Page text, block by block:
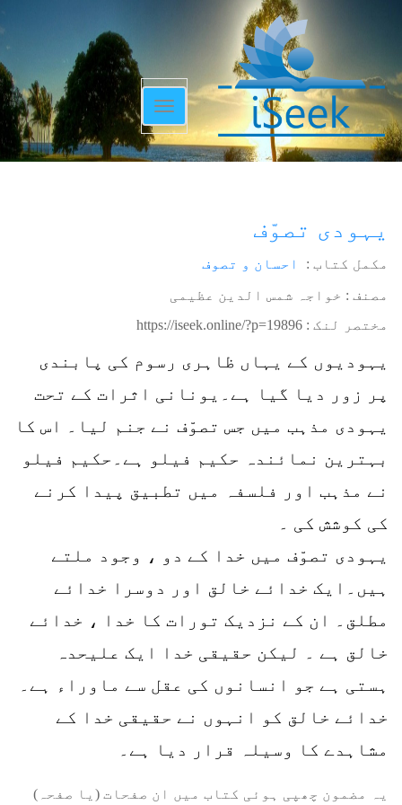
Toggle
navigation
یہودی تصوّف
مکمل کتاب : احسان و تصوف
مصنف : خواجہ شمس الدین عظیمی
مختصر لنک : https://iseek.online/?p=19896
یہودیوں کے یہاں ظاہری رسوم کی پابندی
پر زور دیا گیا ہے۔یونانی اثرات کے تحت
یہودی مذہب میں جس تصوّف نے جنم لیا۔ اس کا
بہترین نمائندہ حکیم فیلو ہے۔حکیم فیلو
نے مذہب اور فلسفہ میں تطبیق پیدا کرنے
کی کوشش کی ۔
یہودی تصوّف میں خدا کے دو ، وجود ملتے
ہیں۔ایک خدائے خالق اور دوسرا خدائے
مطلق۔ ان کے نزدیک تورات کا خدا ، خدائے
خالق ہے ۔ لیکن حقیقی خدا ایک علیحدہ
ہستی ہے جو انسانوں کی عقل سے ماوراء ہے۔
خدائے خالق کو انہوں نے حقیقی خدا کے
مشاہدے کا وسیلہ قرار دیا ہے۔
یہ مضمون چھپی ہوئی کتاب میں ان صفحات (یا صفحہ)